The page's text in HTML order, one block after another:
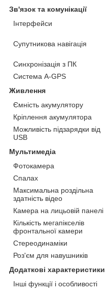
Зв'язок та комунікації
Інтерфейси
Супутникова навігація
Синхронізація з ПК
Система A-GPS
Живлення
Ємність акумулятору
Кріплення акумулятора
Можливість підзарядки від
USB
Мультимедіа
Фотокамера
Спалах
Максимальна роздільна
здатність відео
Камера на лицьовій панелі
Кількість мегапікселів
фронтальної камери
Стереодинаміки
Роз'єм для навушників
Додаткові характеристики
Інші функції і особливості